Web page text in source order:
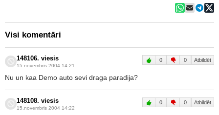
Visi komentāri
148106. viesis
15.novembris 2004 14:21
0 0 Atbildēt
Nu un kaa Demo auto sevi draga paradija?
148108. viesis
15.novembris 2004 14:22
0 0 Atbildēt